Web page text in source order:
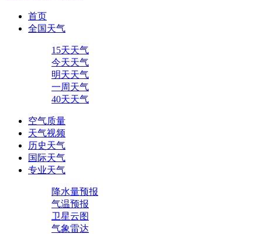
首页
全国天气
15天天气
今天天气
明天天气
一周天气
40天天气
空气质量
天气视频
历史天气
国际天气
专业天气
降水量预报
气温预报
卫星云图
气象雷达